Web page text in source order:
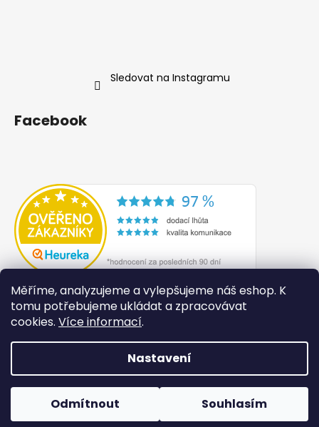
Měříme, analyzujeme a vylepšujeme náš eshop. K
tomu potřebujeme ukládat a zpracovávat
cookies. Více informací.
Nastavení
Odmítnout Souhlasím
Sledovat na Instagramu
Facebook
Copyright 2026Lilité . Všechna práva vyhrazena.